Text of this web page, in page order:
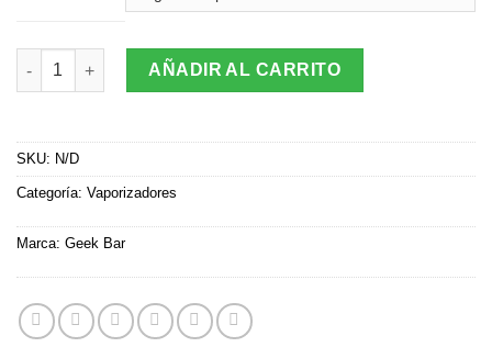
Vaporizador Desechable Geek Bar 9000 puff Sabor a Eleccion
AÑADIR AL CARRITO
SKU: N/D
Categoría: Vaporizadores
Marca: Geek Bar